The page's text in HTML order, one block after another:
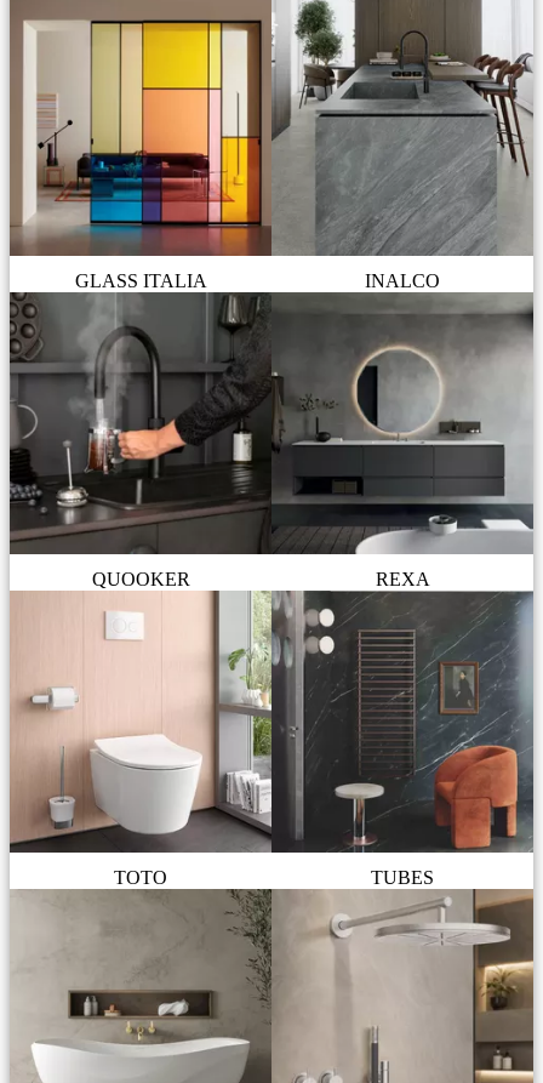
GLASS ITALIA INALCO
QUOOKER REXA
TOTO TUBES